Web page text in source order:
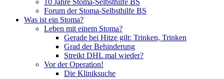
Forum der Stoma-Selbsthilfe BS
Was ist ein Stoma?
Leben mit einem Stoma?
Gerade bei Hitze gilt: Trinken, Trinken
Grad der Behinderung
Streikt DHL mal wieder?
Vor der Operation!
Die Kliniksuche